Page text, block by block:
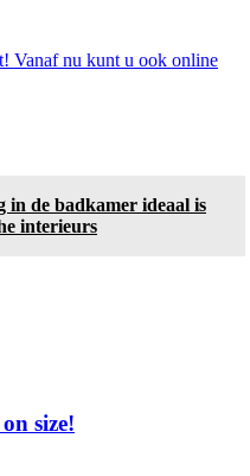
Vanaf nu kunt u ook online
de badkamer ideaal is
interieurs
size!